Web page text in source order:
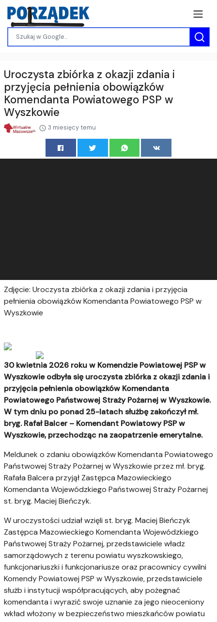
Uroczysta zbiórka z okazji zdania i
przyjęcia pełnienia obowiązków
Komendanta Powiatowego PSP w
Wyszkowie
3 miesięcy temu
Zdjęcie: Uroczysta zbiórka z okazji zdania i przyjęcia
pełnienia obowiązków Komendanta Powiatowego PSP w
Wyszkowie
30 kwietnia 2026 roku w Komendzie Powiatowej PSP w
Wyszkowie odbyła się uroczysta zbiórka z okazji zdania i
przyjęcia pełnienia obowiązków Komendanta
Powiatowego Państwowej Straży Pożarnej w Wyszkowie.
W tym dniu po ponad 25-latach służbę zakończył mł.
bryg. Rafał Balcer – Komendant Powiatowy PSP w
Wyszkowie, przechodząc na zaopatrzenie emerytalne.
Meldunek o zdaniu obowiązków Komendanta Powiatowego
Państwowej Straży Pożarnej w Wyszkowie przez mł. bryg.
Rafała Balcera przyjął Zastępca Mazowieckiego
Komendanta Wojewódzkiego Państwowej Straży Pożarnej
st. bryg. Maciej Bieńczyk.
W uroczystości udział wzięli st. bryg. Maciej Bieńczyk
Zastępca Mazowieckiego Komendanta Wojewódzkiego
Państwowej Straży Pożarnej, przedstawiciele władz
samorządowych z terenu powiatu wyszkowskiego,
funkcjonariuszki i funkcjonariusze oraz pracownicy cywilni
Komendy Powiatowej PSP w Wyszkowie, przedstawiciele
służb i instytucji współpracujących, aby pożegnać
komendanta i wyrazić swoje uznanie za jego nieoceniony
wkład włożony w bezpieczeństwo mieszkańców powiatu